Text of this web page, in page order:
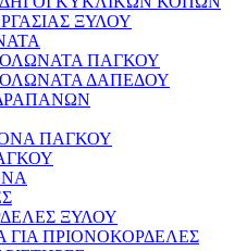
ΞΥΛΟΥ
ΠΑΓΚΟΥ
ΔΑΠΕΔΟΥ
ΠΑΓΚΟΥ
ΞΥΛΟΥ
ΠΡΙΟΝΟΚΟΡΔΕΛΕΣ